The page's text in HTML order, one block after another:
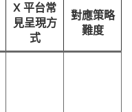
X 平台常
見呈現方
式
對應策略
難度